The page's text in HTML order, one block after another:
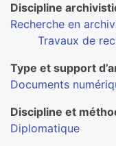
Discipline
Recherche en
Travaux de
Type et support
Documents
Discipline et
Diplomatique